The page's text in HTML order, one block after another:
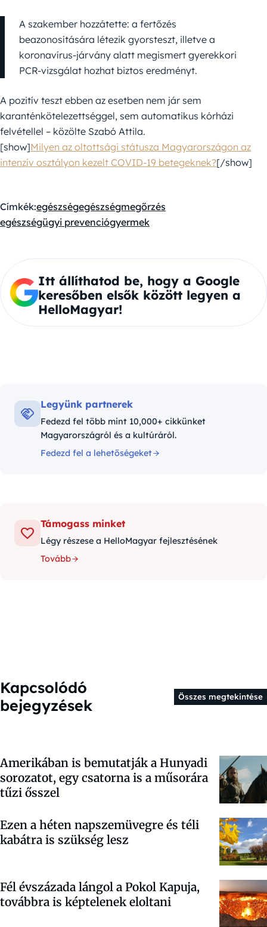
A szakember hozzátette: a fertőzés
beazonosítására létezik gyorsteszt, illetve a
koronavírus-járvány alatt megismert gyerekkori
PCR-vizsgálat hozhat biztos eredményt.
A pozitív teszt ebben az esetben nem jár sem
karanténkötelezettséggel, sem automatikus kórházi
felvétellel – közölte Szabó Attila.
[show]Milyen az oltottsági státusza Magyarországon az
intenzív osztályon kezelt COVID-19 betegeknek?[/show]
Címkék:egészségegészségmegőrzés
egészségügyi prevenciógyermek
Itt állíthatod be, hogy a Google
keresőben elsők között legyen a
HelloMagyar!
Legyünk partnerek
Fedezd fel több mint 10,000+ cikkünket
Magyarországról és a kultúráról.
Fedezd fel a lehetőségeket
Támogass minket
Légy részese a HelloMagyar fejlesztésének
Tovább
Kapcsolódó
bejegyzések
Összes megtekintése
Amerikában is bemutatják a Hunyadi
sorozatot, egy csatorna is a műsorára
tűzi ősszel
Ezen a héten napszemüvegre és téli
kabátra is szükség lesz
Fél évszázada lángol a Pokol Kapuja,
továbbra is képtelenek eloltani